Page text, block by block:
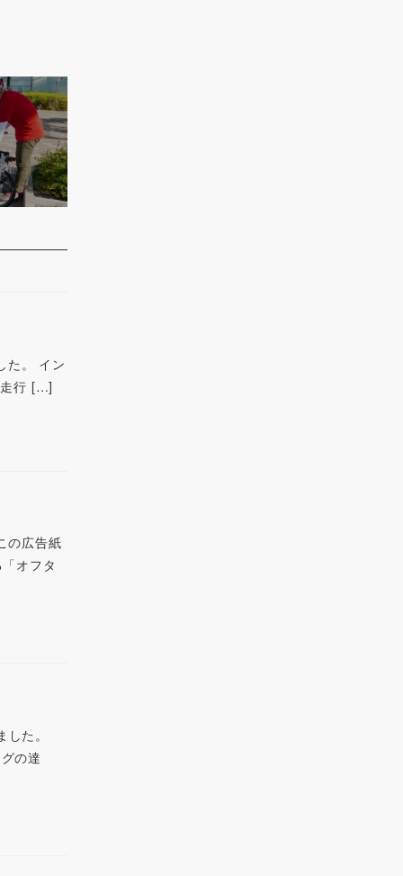
た。 イン
走行 […]
の広告紙
オフタ
た。
の達